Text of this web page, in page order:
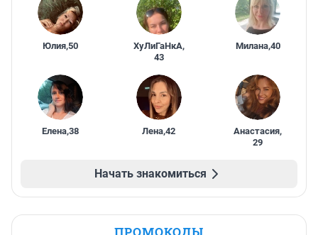
Юлия,50 ХуЛиГаНкА,
43
Милана,40
Елена,38 Лена,42 Анастасия,
29
Начать знакомиться